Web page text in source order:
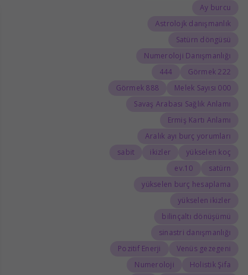
Ay burcu
Astrolojk danışmanlık
Satürn döngüsü
Numeroloji Danışmanlığı
222 Görmek
444
000 Melek Sayısı
888 Görmek
Savaş Arabası Sağlık Anlamı
Ermiş Kartı Anlamı
Aralık ayı burç yorumları
yükselen koç
ikizler
sabit
satürn
10.ev
yükselen burç hesaplama
yükselen ikizler
bilinçaltı dönüşümü
sinastri danışmanlığı
Venüs gezegeni
Pozitif Enerji
Holistik Şifa
Numeroloji